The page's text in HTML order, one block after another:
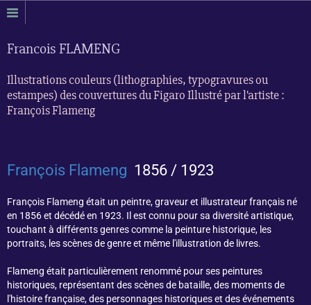
Francois FLAMENG
Illustrations couleurs (lithographies, typogravures ou
estampes) des couvertures du Figaro Illustré par l'artiste :
François Flameng
François Flameng 1856 / 1923
François Flameng était un peintre, graveur et illustrateur français né
en 1856 et décédé en 1923. Il est connu pour sa diversité artistique,
touchant à différents genres comme la peinture historique, les
portraits, les scènes de genre et même l'illustration de livres.
Flameng était particulièrement renommé pour ses peintures
historiques, représentant des scènes de bataille, des moments de
l'histoire française, des personnages historiques et des événements